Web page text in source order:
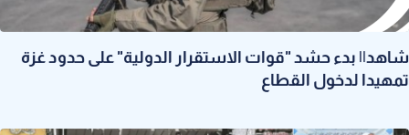
شاهد|| بدء حشد "قوات الاستقرار الدولية" على حدود غزة
تمهيدا لدخول القطاع